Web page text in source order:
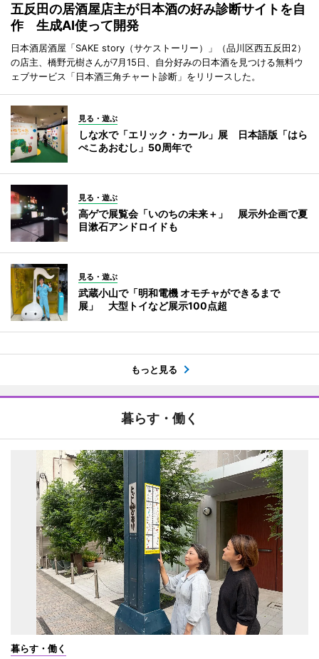
五反田の居酒屋店主が日本酒の好み診断サイトを自
作 生成AI使って開発
日本酒居酒屋「SAKE story（サケストーリー）」（品川区西五反田2）
の店主、橋野元樹さんが7月15日、自分好みの日本酒を見つける無料ウ
ェブサービス「日本酒三角チャート診断」をリリースした。
見る・遊ぶ
しな水で「エリック・カール」展 日本語版「はら
ぺこあおむし」50周年で
見る・遊ぶ
高ゲで展覧会「いのちの未来＋」 展示外企画で夏
目漱石アンドロイドも
見る・遊ぶ
武蔵小山で「明和電機 オモチャができるまで
展」 大型トイなど展示100点超
もっと見る
暮らす・働く
暮らす・働く